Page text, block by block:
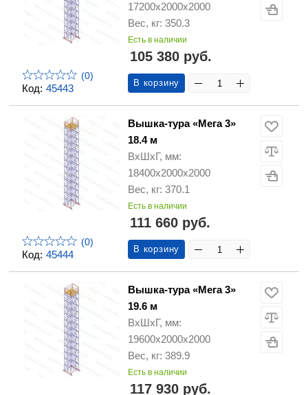
Код: 45443
(0)
17200х2000х2000
Вес, кг: 350.3
Есть в наличии
105 380 руб.
В корзину
Код: 45444
(0)
Вышка-тура «Мега 3»
18.4 м
ВхШхГ, мм:
18400х2000х2000
Вес, кг: 370.1
Есть в наличии
111 660 руб.
В корзину
Вышка-тура «Мега 3»
19.6 м
ВхШхГ, мм:
19600х2000х2000
Вес, кг: 389.9
Есть в наличии
117 930 руб.